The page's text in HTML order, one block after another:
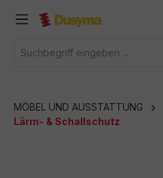
springen
MÖBEL UND AUSSTATTUNG
Lärm- & Schallschutz